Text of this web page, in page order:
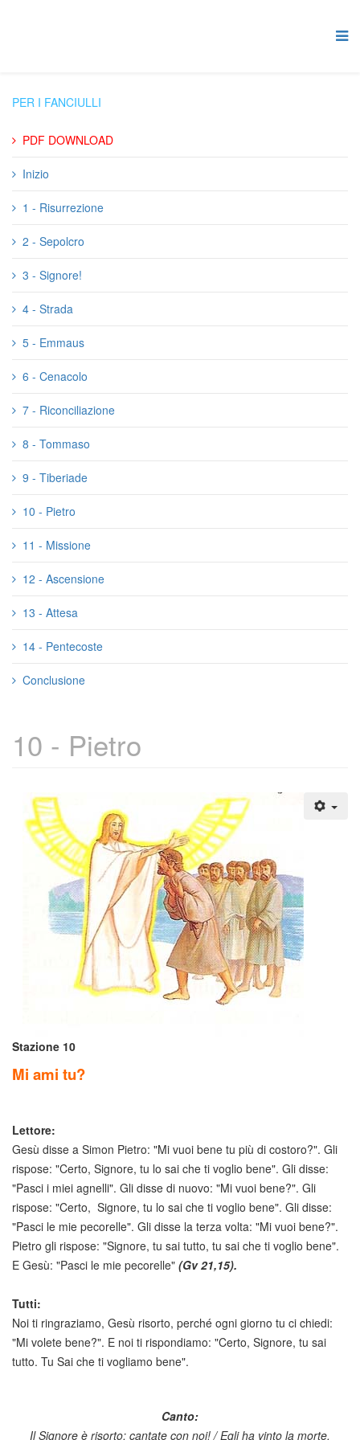
PER I FANCIULLI
PDF DOWNLOAD
Inizio
1 - Risurrezione
2 - Sepolcro
3 - Signore!
4 - Strada
5 - Emmaus
6 - Cenacolo
7 - Riconciliazione
8 - Tommaso
9 - Tiberiade
10 - Pietro
11 - Missione
12 - Ascensione
13 - Attesa
14 - Pentecoste
Conclusione
10 - Pietro
Stazione 10
Mi ami tu?
Lettore:
Gesù disse a Simon Pietro: "Mi vuoi bene tu più di costoro?". Gli
rispose: "Certo, Signore, tu lo sai che ti voglio bene". Gli disse:
"Pasci i miei agnelli". Gli disse di nuovo: "Mi vuoi bene?". Gli
rispose: "Certo, Signore, tu lo sai che ti voglio bene". Gli disse:
"Pasci le mie pecorelle". Gli disse la terza volta: "Mi vuoi bene?".
Pietro gli rispose: "Signore, tu sai tutto, tu sai che ti voglio bene".
E Gesù: "Pasci le mie pecorelle" (Gv 21,15).
Tutti:
Noi ti ringraziamo, Gesù risorto, perché ogni giorno tu ci chiedi:
"Mi volete bene?". E noi ti rispondiamo: "Certo, Signore, tu sai
tutto. Tu Sai che ti vogliamo bene".
Canto:
Il Signore è risorto: cantate con noi! / Egli ha vinto la morte,